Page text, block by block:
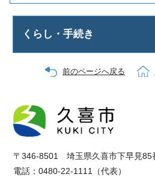
くらし・手続き
前のページへ戻る
〒346-8501 埼玉県久喜市下早見85
電話：0480-22-1111（代表）